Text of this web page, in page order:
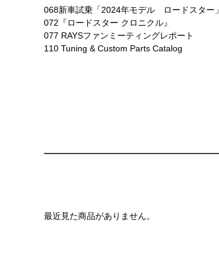
068新車試乗「2024年モデル ロードスター」
072『ロードスター クロニクル』
077 RAYSファンミーティングレポート
110 Tuning & Custom Parts Catalog
最近見た商品がありません。